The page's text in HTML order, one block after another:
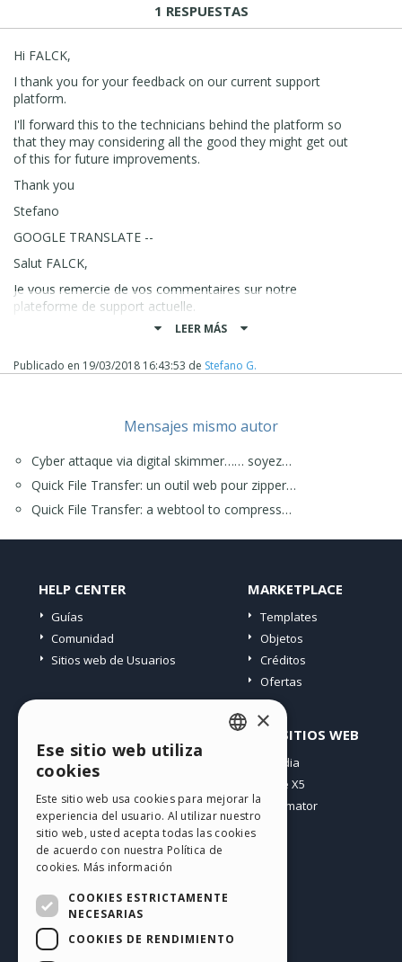
1 RESPUESTAS
Hi FALCK,
I thank you for your feedback on our current support
platform.
I'll forward this to the technicians behind the platform so
that they may considering all the good they might get out
of this for future improvements.
Thank you
Stefano
GOOGLE TRANSLATE --
Salut FALCK,
Je vous remercie de vos commentaires sur notre
plateforme de support actuelle.
Je transmettrai ceci aux techniciens derrière la plate-forme
en tirer pour de futures améliorations.
LEER MÁS
Publicado en 19/03/2018 16:43:53 de Stefano G.
Mensajes mismo autor
Cyber attaque via digital skimmer…… soyez…
Quick File Transfer: un outil web pour zipper…
Quick File Transfer: a webtool to compress…
HELP CENTER
Guías
Comunidad
Sitios web de Usuarios
MARKETPLACE
Templates
Objetos
Créditos
Ofertas
Mis post
Mis download
Espacio Web
Mis Créditos
OTROS SITIOS WEB
Incomedia
WebSite X5
WebAnimator
GERMAN
SPANISH
RUSSIAN
×
Ese sitio web utiliza
cookies
Este sitio web usa cookies para mejorar la
experiencia del usuario. Al utilizar nuestro
sitio web, usted acepta todas las cookies
de acuerdo con nuestra Política de
cookies. Más información
COOKIES ESTRICTAMENTE
NECESARIAS
COOKIES DE RENDIMIENTO